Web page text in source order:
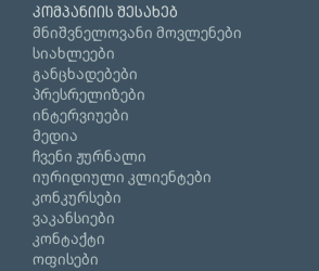
კომპანიის შესახებ
მნიშვნელოვანი მოვლენები
სიახლეები
განცხადებები
პრესრელიზები
ინტერვიუები
მედია
ჩვენი ჟურნალი
იურიდიული კლიენტები
კონკურსები
ვაკანსიები
კონტაქტი
ოფისები